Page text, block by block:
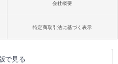
会社概要
特定商取引法に基づく表示
で見る